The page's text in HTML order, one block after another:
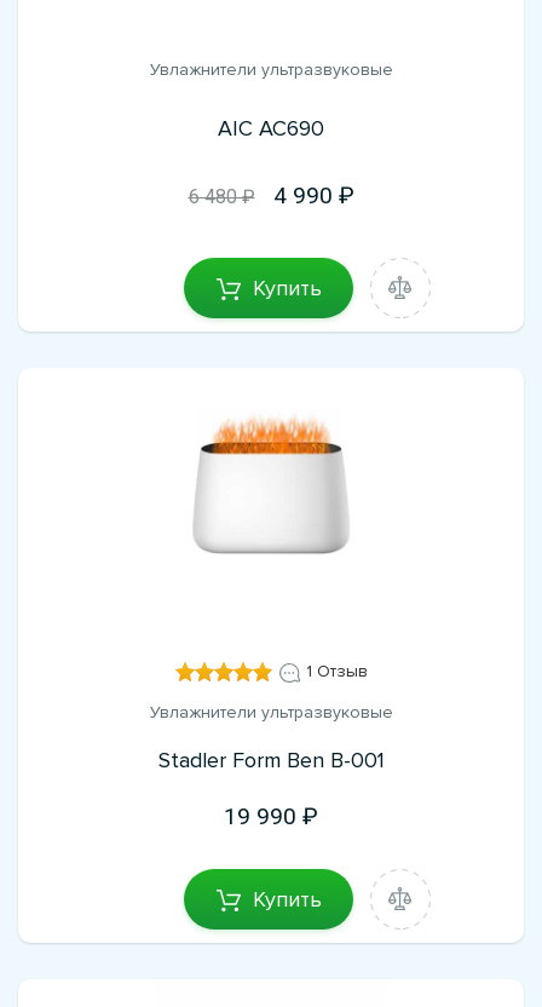
Увлажнители ультразвуковые
AIC AC690
6 480 ₽ 4 990
Купить
1 Отзыв
Увлажнители ультразвуковые
Stadler Form Ben B-001
19 990
Купить